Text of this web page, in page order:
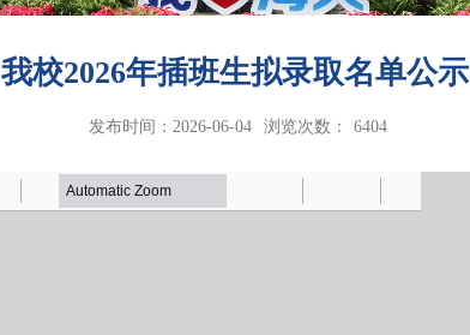
我校2026年插班生拟录取名单公示
发布时间：2026-06-04 浏览次数： 6404